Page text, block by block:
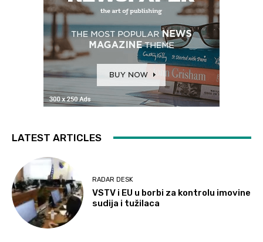
LATEST ARTICLES
RADAR DESK
VSTV i EU u borbi za kontrolu imovine
sudija i tužilaca